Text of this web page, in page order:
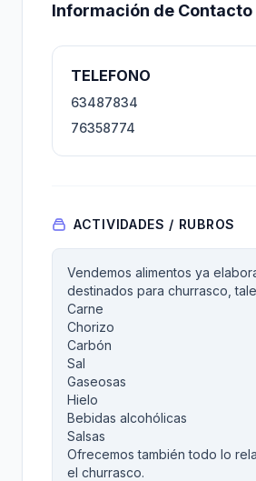
Información de Contacto
TELEFONO
63487834
76358774
ACTIVIDADES / RUBROS
Vendemos alimentos ya
destinados para churrasco,
Carne
Chorizo
Carbón
Sal
Gaseosas
Hielo
Bebidas alcohólicas
Salsas
Ofrecemos también todo lo
el churrasco.